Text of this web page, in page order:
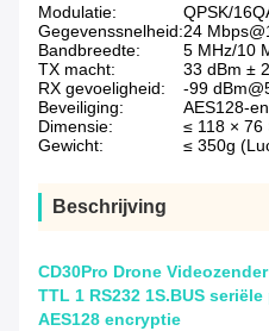
Modulatie:
QPSK/
Gegevenssnelheid:24
Bandbreedte:
5 MHz/10
TX macht:
33 dBm ± 2
RX gevoeligheid:
-99
Beveiliging:
AES128-
Dimensie:
≤ 118 × 76
Gewicht:
≤ 350g
Beschrijving
CD30Pro Drone
TTL 1 RS232 1S.BUS
AES128 encryptie